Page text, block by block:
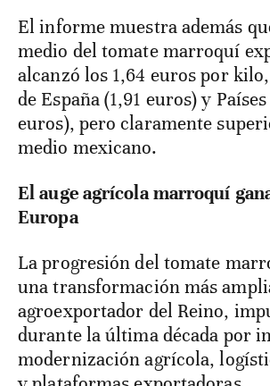
El informe muestra además
medio del tomate marroquí
alcanzó los 1,64 euros por
de España (1,91 euros) y
euros), pero claramente
medio mexicano.
El auge agrícola marroquí
Europa
La progresión del tomate
una transformación más
agroexportador del Reino,
durante la última década por
modernización agrícola,